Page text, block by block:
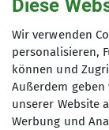
wurden wir
Frühstück
wurde
den
neuen
Diese
Wir verwenden
personalisieren,
können und
Außerdem
unserer Website
Werbung und